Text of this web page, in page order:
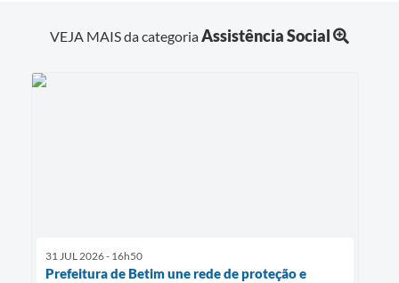
VEJA MAIS da categoriaAssistência Social
31 JUL 2026 - 16h50
Prefeitura de Betim une rede de proteção e